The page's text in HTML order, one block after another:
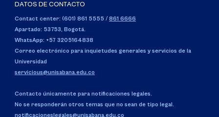
DATOS DE CONTACTO
Contact center: (601) 861 5555 / 861 6666
Apartado: 53753, Bogotá.
WhatsApp: +57 3205164838
Correo electrónico para inquietudes generales y servicios de la
Universidad
servicious@unisabana.edu.co
Contacto únicamente para notificaciones legales.
No se responderán otros temas que no sean de tipo legal.
notificacioneslegales@unisabana.edu.co